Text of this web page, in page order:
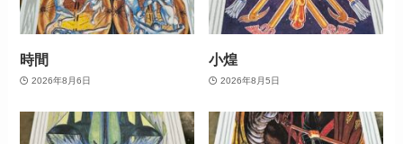
時間
2026年8月6日
小煌
2026年8月5日